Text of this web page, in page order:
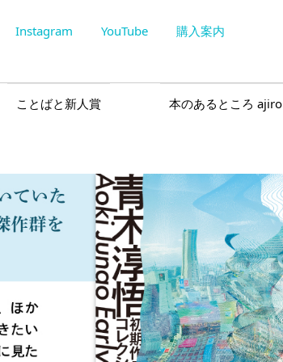
Instagram YouTube
購入案内
ことばと新人賞 本のあるところ ajiro